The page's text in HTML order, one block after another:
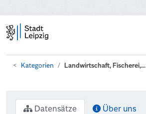
Kategorien Landwirtschaft, Fischerei,...
Datensätze Über uns